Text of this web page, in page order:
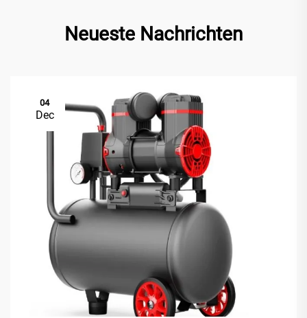
Neueste Nachrichten
04
Dec